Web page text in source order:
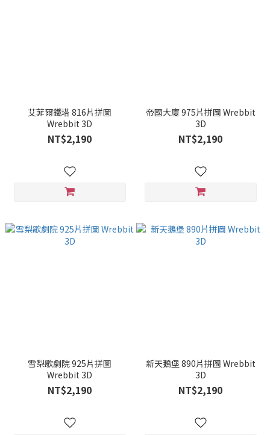
艾菲爾鐵塔 816片拼圖
Wrebbit 3D
NT$2,190
帝國大廈 975片拼圖 Wrebbit
3D
NT$2,190
雪梨歌劇院 925片拼圖
Wrebbit 3D
NT$2,190
新天鵝堡 890片拼圖 Wrebbit
3D
NT$2,190